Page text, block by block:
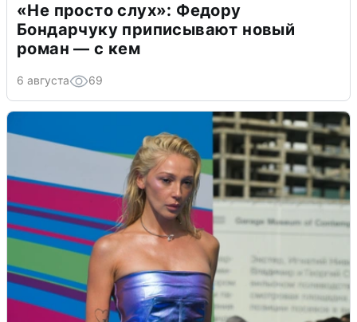
«Не просто слух»: Федору
Бондарчуку приписывают новый
роман — с кем
6 августа 69